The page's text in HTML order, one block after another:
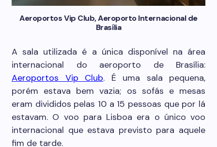
Aeroportos Vip Club, Aeroporto Internacional de
Brasília
A sala utilizada é a única disponível na área
internacional do aeroporto de Brasília:
Aeroportos Vip Club. É uma sala pequena,
porém estava bem vazia; os sofás e mesas
eram divididos pelas 10 a 15 pessoas que por lá
estavam. O voo para Lisboa era o único voo
internacional que estava previsto para aquele
fim de tarde.